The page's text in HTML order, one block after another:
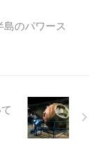
のパワース